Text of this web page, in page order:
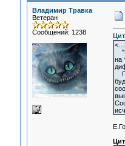
Владимир Травка
Ветеран
Сообщений: 1238
на